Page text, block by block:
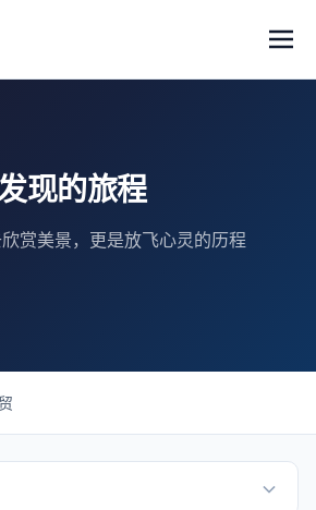
现的旅程
赏美景，更是放飞心灵的历程